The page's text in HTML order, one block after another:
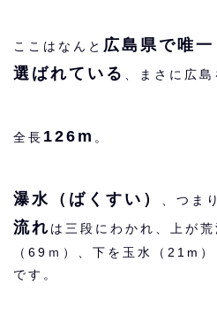
ここはなんと 広島県で唯
選ばれている 、まさに広島
全長 126m 。
瀑水（ばくすい） 、つまり
流れは三段にわかれ、上が
（69ｍ）、下を玉水（21m
です。